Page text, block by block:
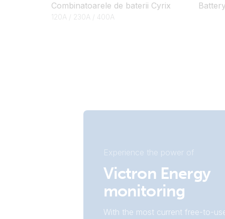
Combinatoarele de baterii Cyrix
120A / 230A / 400A
Experience the power of
Victron Energy
monitoring
With the most current free-to-